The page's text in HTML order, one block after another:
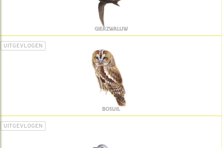
GIERZWALUW
UITGEVLOGEN
BOSUIL
UITGEVLOGEN